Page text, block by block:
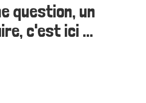
question, un
c'est ici ...